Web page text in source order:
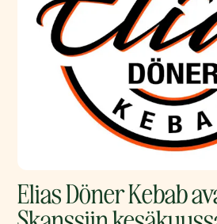
Elias Döner Kebab